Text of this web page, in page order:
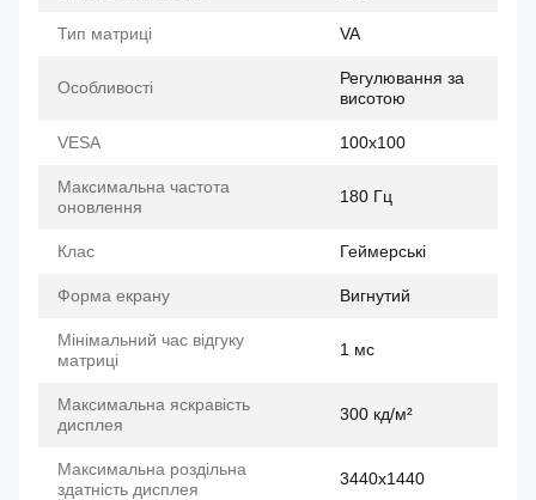
Тип матриці VA
Особливості
Регулювання за
висотою
VESA 100x100
Максимальна частота
оновлення
180 Гц
Клас Геймерські
Форма екрану Вигнутий
Мінімальний час відгуку
матриці
1 мс
Максимальна яскравість
дисплея
300 кд/м²
Максимальна роздільна
здатність дисплея
3440x1440